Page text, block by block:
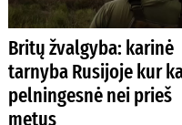
Britų žvalgyba: karinė
tarnyba Rusijoje kur
pelningesnė nei prieš
metus